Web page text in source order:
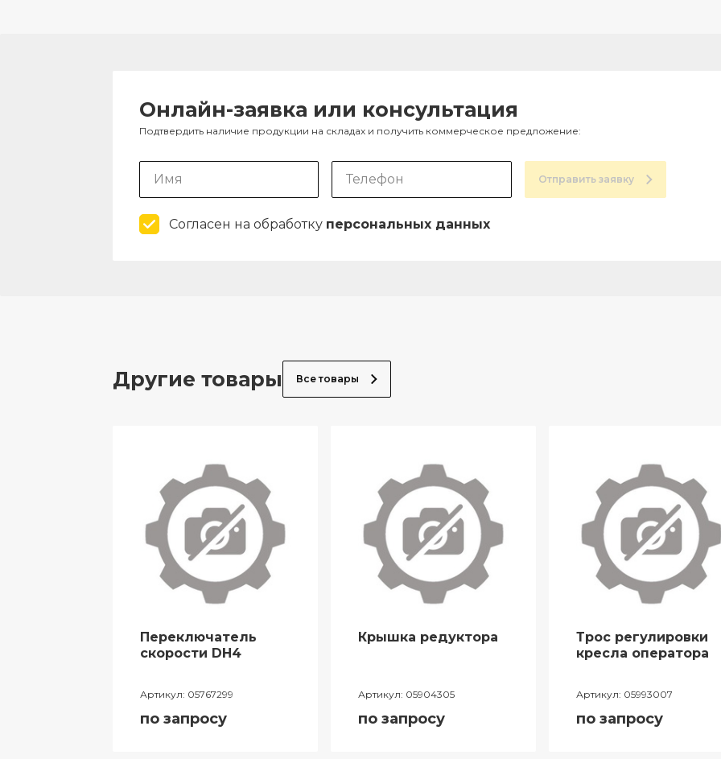
Онлайн-заявка или консультация
Подтвердить наличие продукции на складах и получить коммерческое предложение:
Отправить заявку
Согласен на обработку персональных данных
Другие товары Все товары
Переключатель
скорости DH4
Артикул: 05767299
по запросу
Крышка редуктора
Артикул: 05904305
по запросу
Трос регулировки
кресла оператора
Артикул: 05993007
по запросу